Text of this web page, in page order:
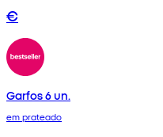
€
Garfos 6 un.
em prateado